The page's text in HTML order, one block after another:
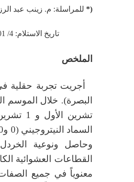
(* للمراسلة: م. زينب عبد
تاريخ الاستلام: 4/ 01/ 2023 تاريخ القبول:20/ 02/ 2023
الملخص
وحاصل ونوعية الخردل
معنوياً في جميع